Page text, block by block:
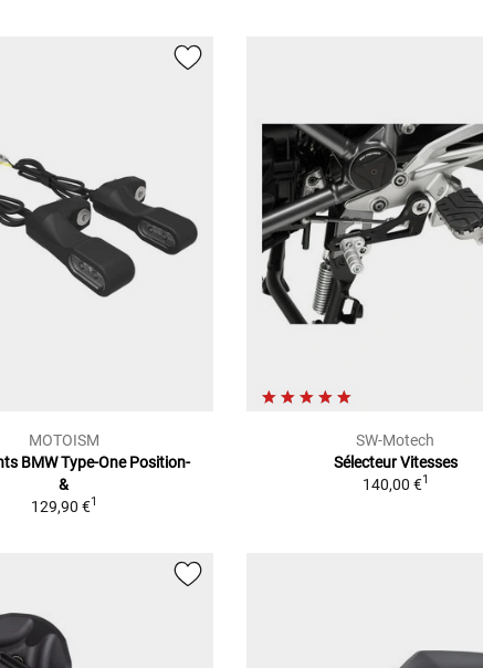
MOTOISM
BMW Type-One Position-
&
129,90 €1
SW-Motech
Sélecteur Vitesses
140,00 €1